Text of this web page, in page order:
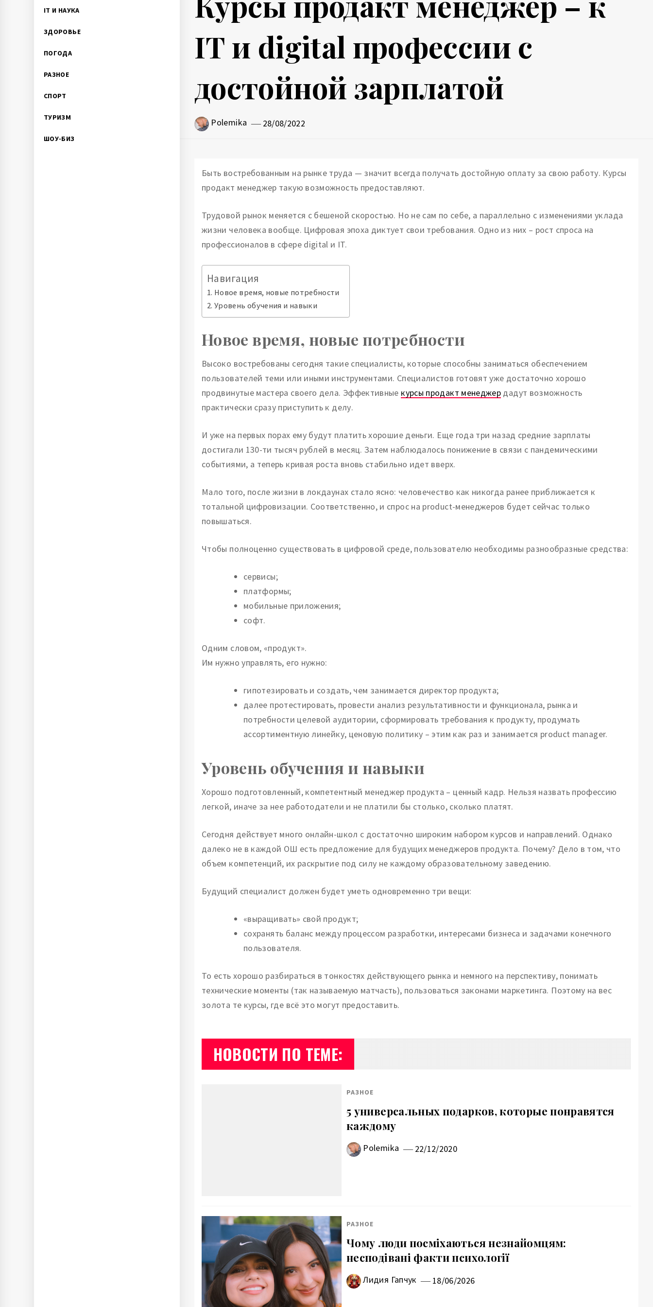
IT И НАУКА
ЗДОРОВЬЕ
ПОГОДА
РАЗНОЕ
СПОРТ
ТУРИЗМ
ШОУ-БИЗ
IT и digital профессии с
достойной зарплатой
Polemika 28/08/2022
Быть востребованным на рынке труда — значит всегда получать достойную оплату за свою работу. Курсы
продакт менеджер такую возможность предоставляют.
Трудовой рынок меняется с бешеной скоростью. Но не сам по себе, а параллельно с изменениями уклада
жизни человека вообще. Цифровая эпоха диктует свои требования. Одно из них – рост спроса на
профессионалов в сфере digital и IT.
Навигация
Новое время, новые потребности
Уровень обучения и навыки
Новое время, новые потребности
Высоко востребованы сегодня такие специалисты, которые способны заниматься обеспечением
пользователей теми или иными инструментами. Специалистов готовят уже достаточно хорошо
продвинутые мастера своего дела. Эффективные курсы продакт менеджер дадут возможность
практически сразу приступить к делу.
И уже на первых порах ему будут платить хорошие деньги. Еще года три назад средние зарплаты
достигали 130-ти тысяч рублей в месяц. Затем наблюдалось понижение в связи с пандемическими
событиями, а теперь кривая роста вновь стабильно идет вверх.
Мало того, после жизни в локдаунах стало ясно: человечество как никогда ранее приближается к
тотальной цифровизации. Соответственно, и спрос на product-менеджеров будет сейчас только
повышаться.
Чтобы полноценно существовать в цифровой среде, пользователю необходимы разнообразные средства:
сервисы;
платформы;
мобильные приложения;
софт.
Одним словом, «продукт».
Им нужно управлять, его нужно:
гипотезировать и создать, чем занимается директор продукта;
далее протестировать, провести анализ результативности и функционала, рынка и
потребности целевой аудитории, сформировать требования к продукту, продумать
ассортиментную линейку, ценовую политику – этим как раз и занимается product manager.
Уровень обучения и навыки
Хорошо подготовленный, компетентный менеджер продукта – ценный кадр. Нельзя назвать профессию
легкой, иначе за нее работодатели и не платили бы столько, сколько платят.
Сегодня действует много онлайн-школ с достаточно широким набором курсов и направлений. Однако
далеко не в каждой ОШ есть предложение для будущих менеджеров продукта. Почему? Дело в том, что
объем компетенций, их раскрытие под силу не каждому образовательному заведению.
Будущий специалист должен будет уметь одновременно три вещи:
«выращивать» свой продукт;
сохранять баланс между процессом разработки, интересами бизнеса и задачами конечного
пользователя.
То есть хорошо разбираться в тонкостях действующего рынка и немного на перспективу, понимать
технические моменты (так называемую матчасть), пользоваться законами маркетинга. Поэтому на вес
золота те курсы, где всё это могут предоставить.
НОВОСТИ ПО ТЕМЕ:
РАЗНОЕ
5 универсальных подарков, которые понравятся
каждому
Polemika 22/12/2020
РАЗНОЕ
Чому люди посміхаються незнайомцям:
несподівані факти психології
Лидия Гапчук 18/06/2026